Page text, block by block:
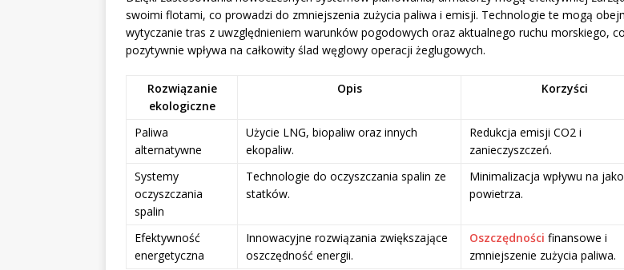
swoimi flotami, co prowadzi do zmniejszenia zużycia paliwa i emisji. Technologie te mogą
wytyczanie tras z uwzględnieniem warunków pogodowych oraz aktualnego ruchu morskiego, co
pozytywnie wpływa na całkowity ślad węglowy operacji żeglugowych.
Rozwiązanie
ekologiczne
Opis Korzyści
Paliwa
alternatywne
Użycie LNG, biopaliw oraz innych
ekopaliw.
Redukcja emisji CO2 i
zanieczyszczeń.
Systemy
oczyszczania
spalin
Technologie do oczyszczania spalin ze
statków.
Minimalizacja wpływu na
powietrza.
Efektywność
energetyczna
Innowacyjne rozwiązania zwiększające
oszczędność energii.
Oszczędności finansowe i
zmniejszenie zużycia paliwa.